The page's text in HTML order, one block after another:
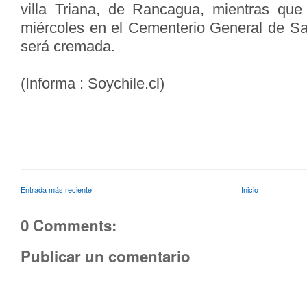
villa Triana, de Rancagua, mientras
miércoles en el Cementerio General de
será cremada.
(Informa : Soychile.cl)
Entrada más reciente Inicio
0 Comments:
Publicar un comentario